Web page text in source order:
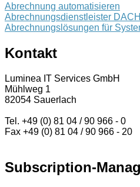
Abrechnung automatisieren
Abrechnungsdienstleister
Abrechnungslösungen für
Kontakt
Luminea IT Services GmbH
Mühlweg 1
82054 Sauerlach
Tel. +49 (0) 81 04 / 90 966 - 0
Fax +49 (0) 81 04 / 90 966 - 20
Subscription-